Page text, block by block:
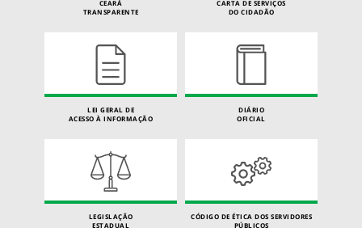
CEARÁ
TRANSPARENTE
CARTA DE SERVIÇOS
DO CIDADÃO
LEI GERAL DE
ACESSO À INFORMAÇÃO
DIÁRIO
OFICIAL
LEGISLAÇÃO
ESTADUAL
CÓDIGO DE ÉTICA DOS SERVIDORES
PÚBLICOS